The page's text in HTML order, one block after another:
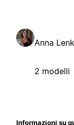
Anna
2 modelli
Informazioni su